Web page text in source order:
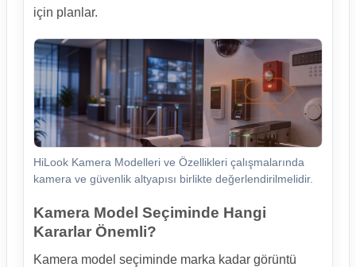
için planlar.
HiLook Kamera Modelleri ve Özellikleri çalışmalarında
kamera ve güvenlik altyapısı birlikte değerlendirilmelidir.
Kamera Model Seçiminde Hangi
Kararlar Önemli?
Kamera model seçiminde marka kadar görüntü